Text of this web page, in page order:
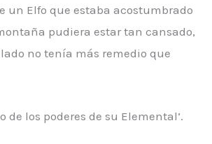
un Elfo que estaba acostumbrado
pudiera estar tan cansado,
no tenía más remedio que
de los poderes de su Elemental’.